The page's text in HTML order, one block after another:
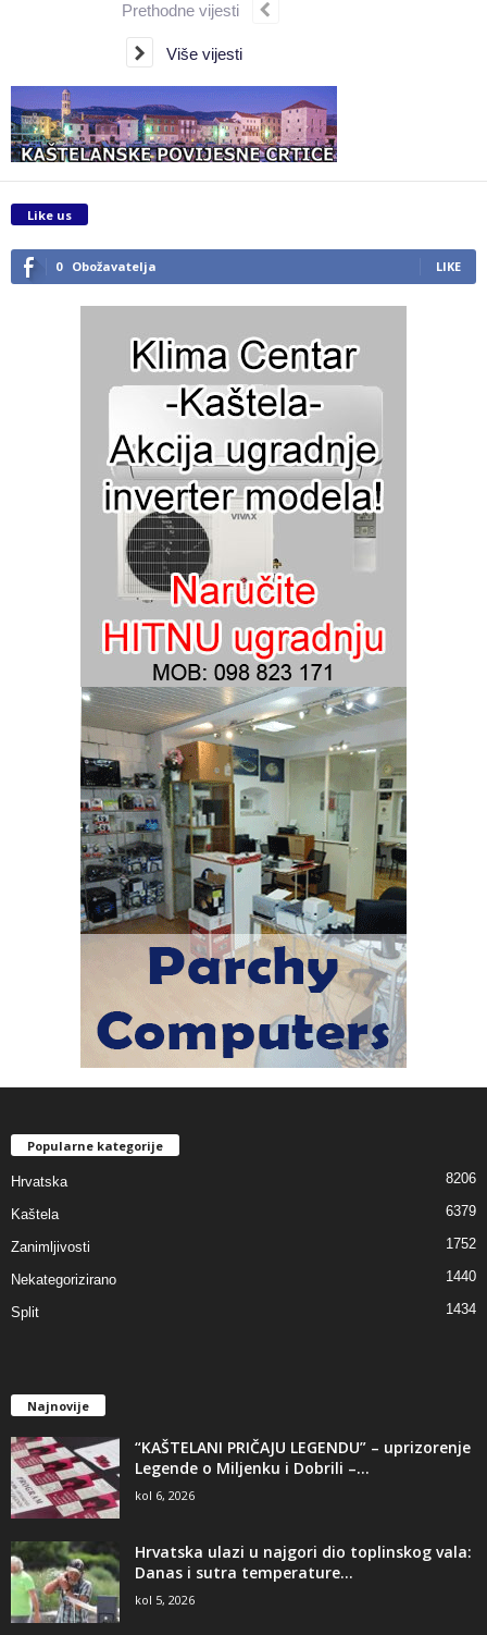
Prethodne vijesti
Više vijesti
Like us
0 Obožavatelja LIKE
Popularne kategorije
Hrvatska 8206
Kaštela 6379
Zanimljivosti 1752
Nekategorizirano 1440
Split 1434
Najnovije
“KAŠTELANI PRIČAJU LEGENDU” – uprizorenje
Legende o Miljenku i Dobrili –...
kol 6, 2026
Hrvatska ulazi u najgori dio toplinskog vala:
Danas i sutra temperature...
kol 5, 2026